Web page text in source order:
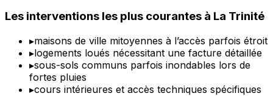
Les interventions les plus courantes à La Trinité
▸maisons de ville mitoyennes à l’accès parfois étroit
▸logements loués nécessitant une facture détaillée
▸sous-sols communs parfois inondables lors de
fortes pluies
▸cours intérieures et accès techniques spécifiques